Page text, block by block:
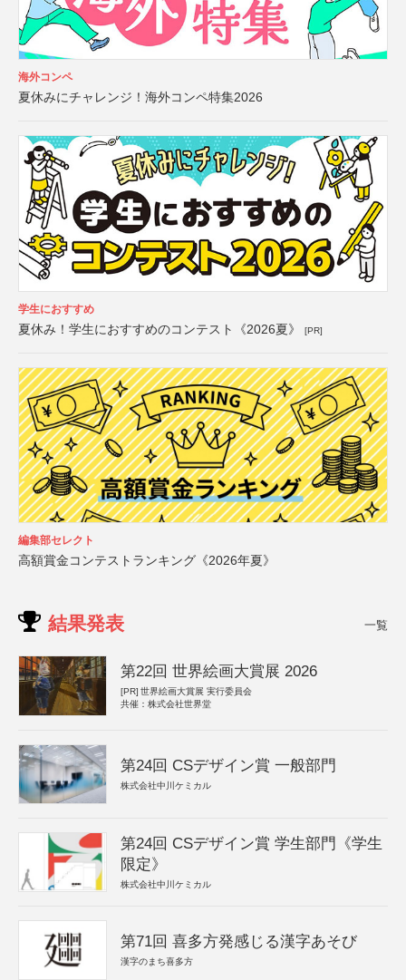
海外コンペ
夏休みにチャレンジ！海外コンペ特集2026
学生におすすめ
夏休み！学生におすすめのコンテスト《2026夏》 [PR]
編集部セレクト
高額賞金コンテストランキング《2026年夏》
結果発表 一覧
第22回 世界絵画大賞展 2026
[PR] 世界絵画大賞展 実行委員会
共催：株式会社世界堂
第24回 CSデザイン賞 一般部門
株式会社中川ケミカル
第24回 CSデザイン賞 学生部門《学生
限定》
株式会社中川ケミカル
第71回 喜多方発感じる漢字あそび
漢字のまち喜多方